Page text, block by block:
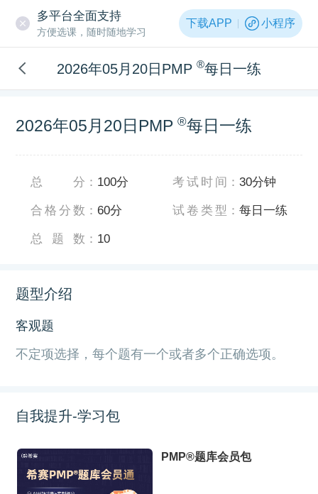
多平台全面支持
方便选课，随时随地学习
下载APP 小程序
2026年05月20日PMP ®每日一练
2026年05月20日PMP®每日一练
总分 ： 100分
合格分数 ：60分
总题数 ： 10
考试时间 ：30分钟
试卷类型 ：每日一练
题型介绍
客观题
不定项选择，每个题有一个或者多个正确选项。
自我提升-学习包
PMP®题库会员包